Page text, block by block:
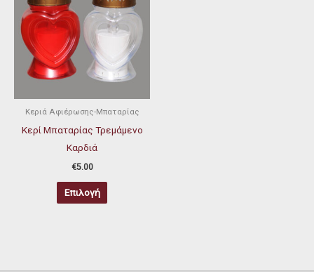
Κεριά Αφιέρωσης-Μπαταρίας
Κερί Μπαταρίας Τρεμάμενο
Καρδιά
€5.00
Επιλογή
προϊόν
έχει
πολλαπλές
παραλλαγές.
μπορούν
να
σελίδα